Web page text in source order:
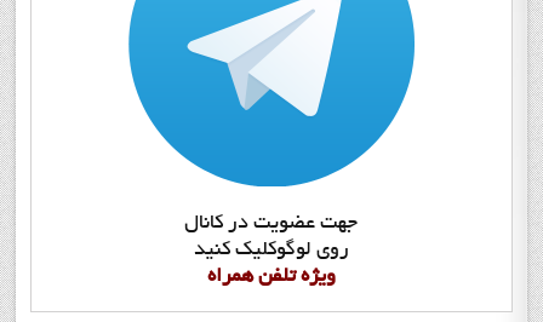
جهت عضويت در کانال
روي لوگوکليک کنيد
ويژه تلفن همراه